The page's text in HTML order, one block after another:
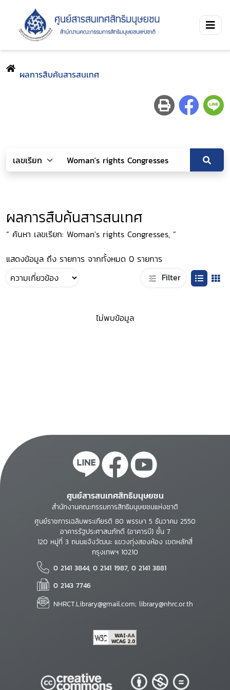
ผลการสืบค้นสารสนเทศ
ผลการสืบค้นสารสนเทศ
“ ค้นหา เลขเรียก: Woman's rights Congresses, ”
แสดงข้อมูล ถึง รายการ จากทั้งหมด 0 รายการ
Filter
ไม่พบข้อมูล
ศูนย์สารสนเทศสิทธิมนุษยชน
สำนักงานคณะกรรมการสิทธิมนุษยชนแห่งชาติ
ศูนย์ราชการเฉลิมพระเกียรติ 80 พรรษา 5 ธันวาคม 2550
อาคารรัฐประศาสนภักดี (อาคารบี) ชั้น 7
120 หมู่ที่ 3 ถนนแจ้งวัฒนะ แขวงทุ่งสองห้อง เขตหลักสี่
กรุงเทพฯ 10210
0 2141 3844, 0 2141 1987, 0 2141 3881
0 2143 7746
NHRCT.Library@gmail.com; library@nhrc.or.th